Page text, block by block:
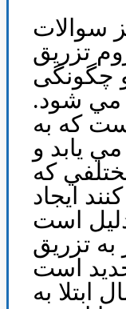
سوالات
تزریق
و چگونگی
مي شود.
که به
يابد و
که
ايجاد
است
به تزريق
ابتلا به